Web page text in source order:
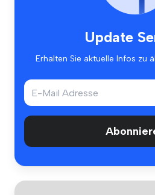
Update
Erhalten Sie aktuelle Infos zu